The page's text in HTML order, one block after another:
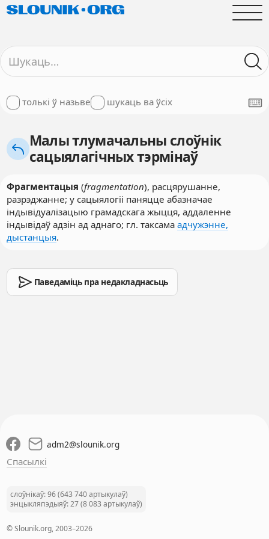
толькі ў назьве шукаць ва ўсіх
Малы тлумачальны слоўнік
сацыялагічных тэрмінаў
Фрагментацыя (fragmentation), расцярушанне,
разрэджанне; у сацыялогіі паняцце абазначае
індывідуалізацыю грамадскага жыцця, аддаленне
індывідаў адзін ад аднаго; гл. таксама адчужэнне,
дыстанцыя.
Паведаміць пра недакладнасьць
adm2@slounik.org
Спасылкі
слоўнікаў: 96 (643 740 артыкулаў)
энцыкляпэдыяў: 27 (8 083 артыкулаў)
© Slounik.org, 2003–2026